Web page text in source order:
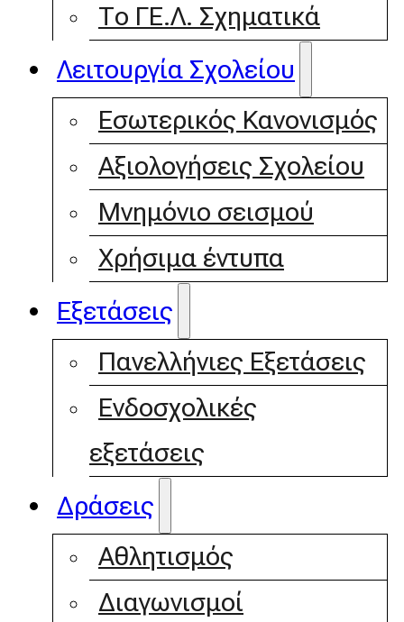
Το ΓΕ.Λ. Σχηματικά
Λειτουργία Σχολείου
Εσωτερικός Κανονισμός
Αξιολογήσεις Σχολείου
Μνημόνιο σεισμού
Χρήσιμα έντυπα
Εξετάσεις
Πανελλήνιες Εξετάσεις
Ενδοσχολικές
εξετάσεις
Δράσεις
Αθλητισμός
Διαγωνισμοί